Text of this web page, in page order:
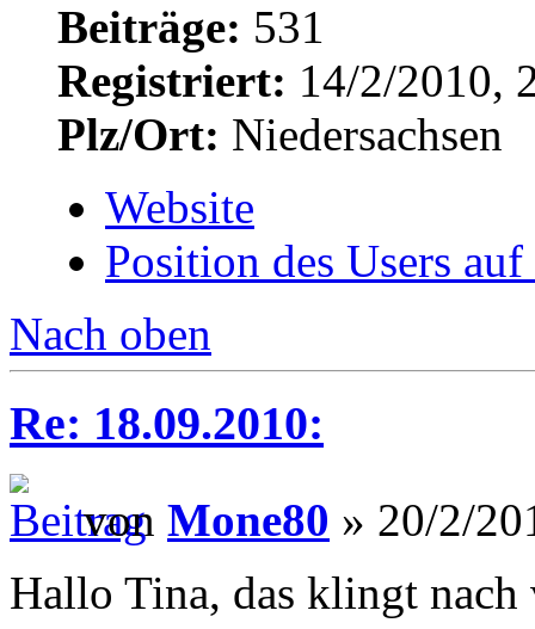
Beiträge: 531
Registriert: 14/2/2010,
Plz/Ort: Niedersachsen
Website
Position des Users
Nach oben
Re: 18.09.2010:
von Mone80 » 20/2/
Hallo Tina, das klingt nach